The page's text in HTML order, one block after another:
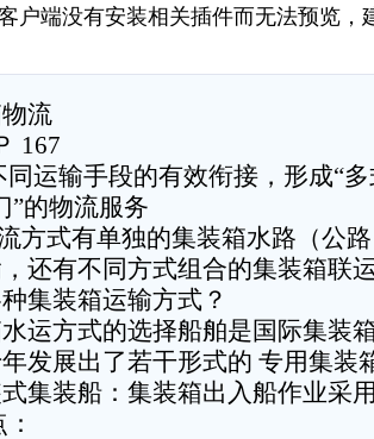
户端没有安装相关插件而无法预览，
流
167
运输手段的有效衔接，形成“多
”的物流服务
方式有单独的集装箱水路（公
还有不同方式组合的集装箱联
集装箱运输方式？
运方式的选择船舶是国际集装
发展出了若干形式的 专用集装
式集装船：集装箱出入船作业采